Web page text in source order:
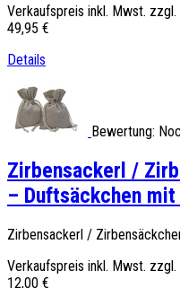
Verkaufspreis inkl. Mwst. zzgl.
49,95 €
Details
Bewertung:
Zirbensackerl /
– Duftsäckchen
Zirbensackerl /
Verkaufspreis inkl. Mwst. zzgl.
12,00 €